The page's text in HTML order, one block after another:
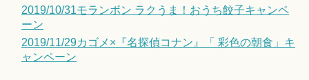
2019/10/31モランボン ラクうま！おうち餃子キャンペ
ーン
2019/11/29カゴメ×『名探偵コナン』「 彩色の朝食」キ
ャンペーン